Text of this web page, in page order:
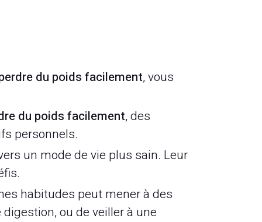
du poids facilement, vous
du poids facilement, des
personnels.
un mode de vie plus sain. Leur
habitudes peut mener à des
ou de veiller à une